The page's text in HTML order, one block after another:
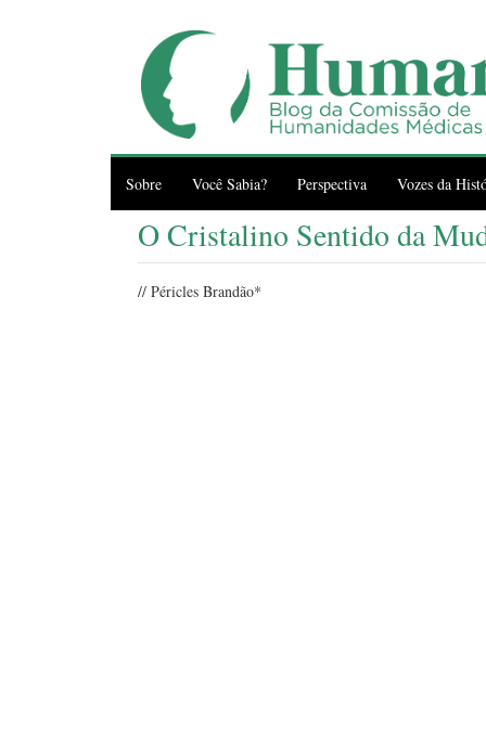
Sobre Você Sabia? Perspectiva Vozes da
O Cristalino Sentido da
// Péricles Brandão*